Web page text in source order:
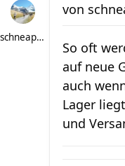
schneapfla
von
So oft
auf neue
auch
Lager
und